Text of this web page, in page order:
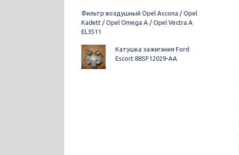
Фильтр воздушный Opel Ascona / Opel
Kadett / Opel Omega A / Opel Vectra A
EL3511
Катушка зажигания Ford
Escort 88SF12029-AA